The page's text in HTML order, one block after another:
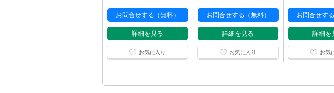
お問合せする（無料）
詳細を見る
お気に入り
お問合せする（無料）
詳細を見る
お気に入り
お問合せす
詳細を
お気